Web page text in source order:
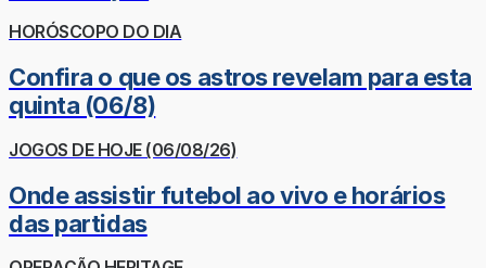
HORÓSCOPO DO DIA
Confira o que os astros revelam para esta
quinta (06/8)
JOGOS DE HOJE (06/08/26)
Onde assistir futebol ao vivo e horários
das partidas